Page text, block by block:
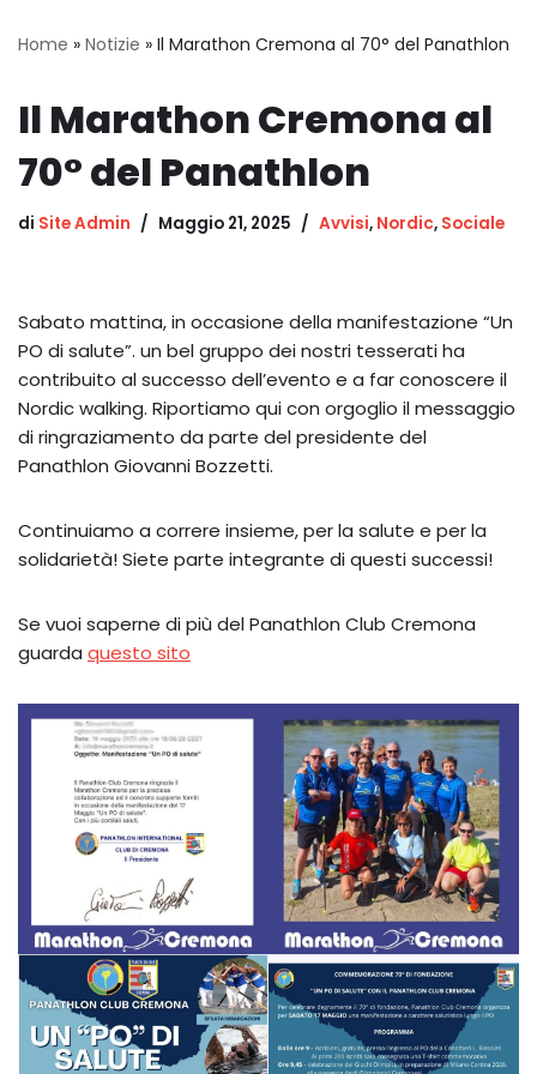
Home » Notizie » Il Marathon Cremona al 70° del Panathlon
Il Marathon Cremona al
70° del Panathlon
di Site Admin Maggio 21, 2025 Avvisi, Nordic, Sociale
Sabato mattina, in occasione della manifestazione “Un
PO di salute”. un bel gruppo dei nostri tesserati ha
contribuito al successo dell’evento e a far conoscere il
Nordic walking. Riportiamo qui con orgoglio il messaggio
di ringraziamento da parte del presidente del
Panathlon Giovanni Bozzetti.
Continuiamo a correre insieme, per la salute e per la
solidarietà! Siete parte integrante di questi successi!
Se vuoi saperne di più del Panathlon Club Cremona
guarda questo sito